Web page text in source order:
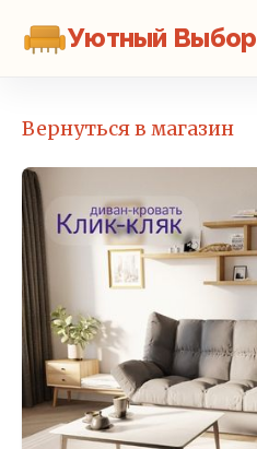
Уютный Выбор
Вернуться в магазин